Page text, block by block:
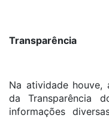
Transparência
Na atividade houve,
da Transparência
informações